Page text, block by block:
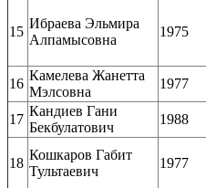
15
Ибраева Эльмира
Алпамысовна
1975
16
Камелева Жанетта
Мэлсовна
1977
17
Кандиев Гани
Бекбулатович
1988
18
Кошкаров Габит
Тультаевич
1977